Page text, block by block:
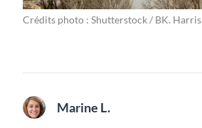
Crédits photo : Shutterstock / BK. Harris
Marine L.